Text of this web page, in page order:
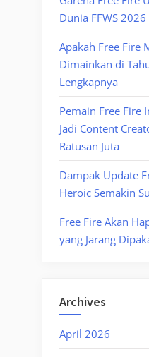
Dunia FFWS
Apakah Free Fire
Dimainkan di
Lengkapnya
Pemain Free Fire
Jadi Content
Ratusan Juta
Dampak Update
Heroic Semakin
Free Fire Akan
yang Jarang
Archives
April 2026